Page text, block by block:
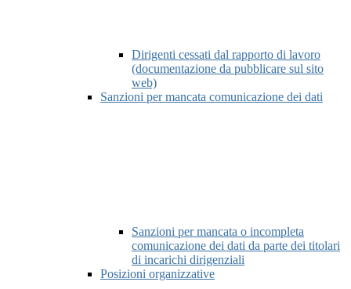
Dirigenti cessati dal rapporto di lavoro
(documentazione da pubblicare sul sito
web)
Sanzioni per mancata comunicazione dei dati
Sanzioni per mancata o incompleta
comunicazione dei dati da parte dei titolari
di incarichi dirigenziali
Posizioni organizzative